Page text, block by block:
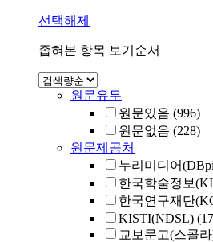
선택해제
좁혀본 항목 보기순서
원문유무
원문있음 (996)
원문없음 (228)
원문제공처
누리미디어
한국학술정보
한국연구재단
KISTI(NDSL)
교보문고(스콜